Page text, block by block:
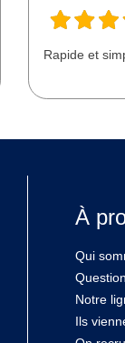
Rapide et
À
Qui
Notre
Ils